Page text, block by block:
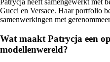
Patrycja heeft samengewerkt met
Gucci en Versace. Haar portfolio
samenwerkingen met
Wat maakt Patrycja een
modellenwereld?